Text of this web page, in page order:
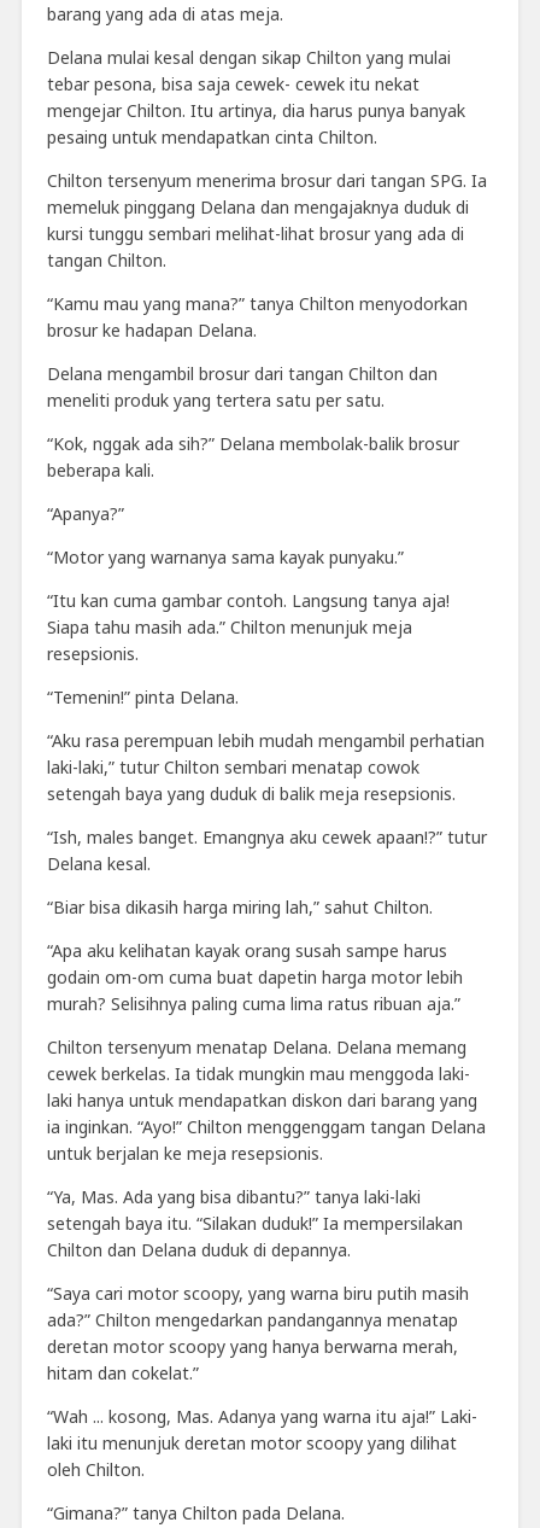
barang yang ada di atas meja.
Delana mulai kesal dengan sikap Chilton yang mulai
tebar pesona, bisa saja cewek- cewek itu nekat
mengejar Chilton. Itu artinya, dia harus punya banyak
pesaing untuk mendapatkan cinta Chilton.
Chilton tersenyum menerima brosur dari tangan SPG. Ia
memeluk pinggang Delana dan mengajaknya duduk di
kursi tunggu sembari melihat-lihat brosur yang ada di
tangan Chilton.
“Kamu mau yang mana?” tanya Chilton menyodorkan
brosur ke hadapan Delana.
Delana mengambil brosur dari tangan Chilton dan
meneliti produk yang tertera satu per satu.
“Kok, nggak ada sih?” Delana membolak-balik brosur
beberapa kali.
“Apanya?”
“Motor yang warnanya sama kayak punyaku.”
“Itu kan cuma gambar contoh. Langsung tanya aja!
Siapa tahu masih ada.” Chilton menunjuk meja
resepsionis.
“Temenin!” pinta Delana.
“Aku rasa perempuan lebih mudah mengambil perhatian
laki-laki,” tutur Chilton sembari menatap cowok
setengah baya yang duduk di balik meja resepsionis.
“Ish, males banget. Emangnya aku cewek apaan!?” tutur
Delana kesal.
“Biar bisa dikasih harga miring lah,” sahut Chilton.
“Apa aku kelihatan kayak orang susah sampe harus
godain om-om cuma buat dapetin harga motor lebih
murah? Selisihnya paling cuma lima ratus ribuan aja.”
Chilton tersenyum menatap Delana. Delana memang
cewek berkelas. Ia tidak mungkin mau menggoda laki-
laki hanya untuk mendapatkan diskon dari barang yang
ia inginkan. “Ayo!” Chilton menggenggam tangan Delana
untuk berjalan ke meja resepsionis.
“Ya, Mas. Ada yang bisa dibantu?” tanya laki-laki
setengah baya itu. “Silakan duduk!” Ia mempersilakan
Chilton dan Delana duduk di depannya.
“Saya cari motor scoopy, yang warna biru putih masih
ada?” Chilton mengedarkan pandangannya menatap
deretan motor scoopy yang hanya berwarna merah,
hitam dan cokelat.”
“Wah ... kosong, Mas. Adanya yang warna itu aja!” Laki-
laki itu menunjuk deretan motor scoopy yang dilihat
oleh Chilton.
“Gimana?” tanya Chilton pada Delana.